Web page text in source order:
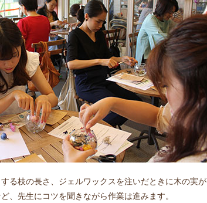
る枝の長さ、ジェルワックスを注いだときに木の実が
、先生にコツを聞きながら作業は進みます。